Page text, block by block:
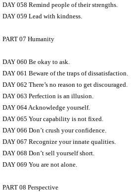
DAY 058 Remind people of their strengths.
DAY 059 Lead with kindness.
PART 07 Humanity
DAY 060 Be okay to ask.
DAY 061 Beware of the traps of dissatisfaction.
DAY 062 There’s no reason to get discouraged.
DAY 063 Perfection is an illusion.
DAY 064 Acknowledge yourself.
DAY 065 Your capability is not fixed.
DAY 066 Don’t crush your confidence.
DAY 067 Recognize your innate qualities.
DAY 068 Don’t sell yourself short.
DAY 069 You are not alone.
PART 08 Perspective